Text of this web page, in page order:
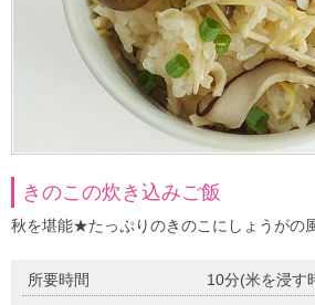
きのこの炊き込みご飯
秋を堪能★たっぷりのきのこにしょうがの
所要時間 10分(米を浸す